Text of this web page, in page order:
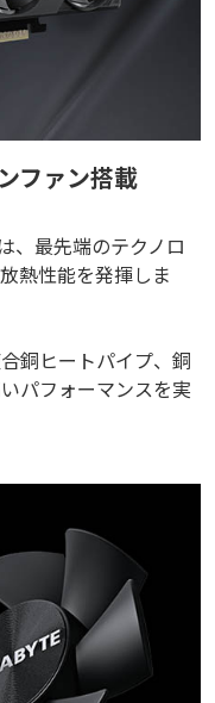
ファン搭載
、最先端のテクノロ
熱性能を発揮しま
銅ヒートパイプ、銅
パフォーマンスを実